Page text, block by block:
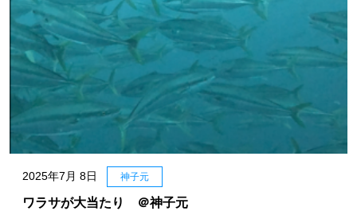
2025年7月 8日 神子元
ワラサが大当たり ＠神子元